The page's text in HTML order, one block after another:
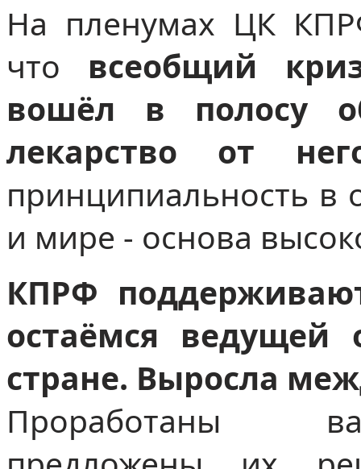
На пленумах ЦК
что всеобщий
вошёл в полосу
лекарство от
принципиальность в
и мире - основа
КПРФ
остаёмся ведущей
стране. Выросла
Проработаны